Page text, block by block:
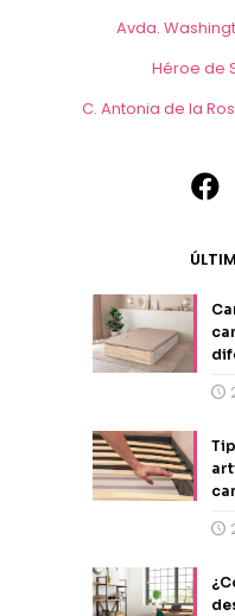
Avda.
Héroe de
C. Antonia de la